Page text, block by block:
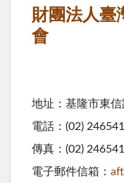
財團法人臺
會
地址：基隆市東
電話：(02)
傳真：(02)
電子郵件信箱：